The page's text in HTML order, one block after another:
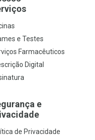
e Testes
Farmacêuticos
Digital
e
de Privacidade